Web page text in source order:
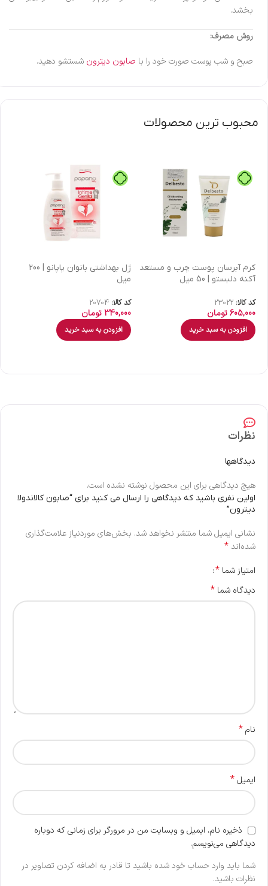
بخشد.
روش مصرف:
صبح و شب پوست صورت خود را با صابون دیترون شستشو دهید‎‎.‎‎
محبوب ترین محصولات
كرم آبرسان پوست چرب و مستعد
آکنه دلبستو | 50 میل
کد کالا: 23022
605,000تومان
افزودن به سبد خرید
ژل بهداشتی بانوان پاپانو | 200
میل
کد کالا: 20704
340,000تومان
افزودن به سبد خرید
نظرات
دیدگاهها
هیچ دیدگاهی برای این محصول نوشته نشده است.
اولین نفری باشید که دیدگاهی را ارسال می کنید برای “صابون کالاندولا
دیترون”
نشانی ایمیل شما منتشر نخواهد شد. بخش‌های موردنیاز علامت‌گذاری
شده‌اند*
امتیاز شما *
دیدگاه شما *
نام*
ایمیل*
ذخیره نام، ایمیل و وبسایت من در مرورگر برای زمانی که دوباره
دیدگاهی می‌نویسم.
شما باید وارد حساب خود شده باشید تا قادر به اضافه کردن تصاویر در
نظرات باشید.